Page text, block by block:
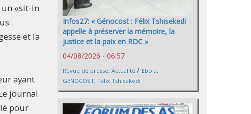
«sit-in
et la
ayant
journal
pour
Infos27: « Génocost : Félix Tshisekedi
appelle à préserver la mémoire, la
justice et la paix en RDC »
04/08/2026 - 06:57
Revue de presse, Actualité / Ebola,
GENOCOST, Félix Tshisekedi